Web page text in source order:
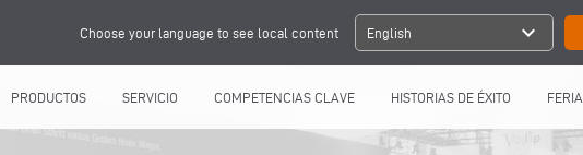
Choose your language to see local content English expand_more
PRODUCTOS SERVICIO COMPETENCIAS CLAVE HISTORIAS DE ÉXITO